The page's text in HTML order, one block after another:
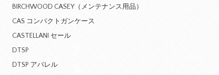
BIRCHWOOD CASEY（メンテナンス用品）
CAS コンパクトガンケース
CASTELLANI セール
DTSP
DTSP アパレル